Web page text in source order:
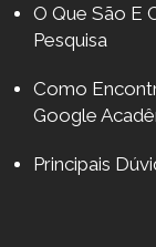
O Que São E
Pesquisa
Como
Google
Principais